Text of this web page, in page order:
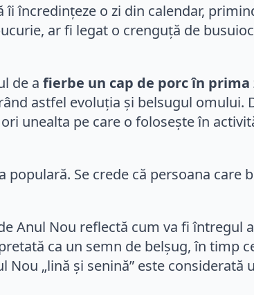
încredințeze o zi din calendar,
ar fi legat o crenguță de
de a fierbe un cap de porc în prima
astfel evoluția și belsugul omului.
unealta pe care o folosește în
Se crede că persoana care
Anul Nou reflectă cum va fi întregul
ca un semn de belșug, în timp
„lină și senină” este